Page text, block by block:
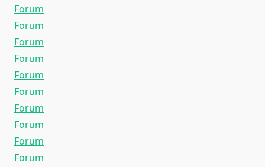
Forum
Forum
Forum
Forum
Forum
Forum
Forum
Forum
Forum
Forum